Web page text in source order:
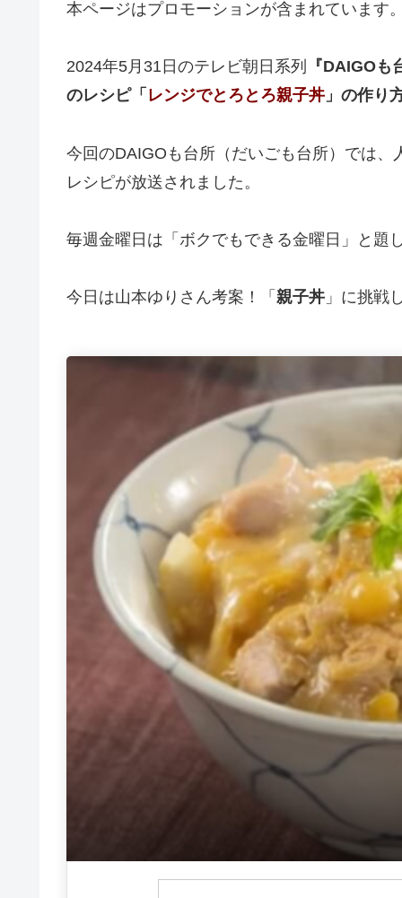
本ページはプロモーションが含まれています
2024年5月31日のテレビ朝日系列
『DAIGO
のレシピ「 レンジでとろとろ親子丼 」の作り
今回のDAIGOも台所（だいごも台所）では
レシピが放送されました。
毎週金曜日は「ボクでもできる金曜日」と題
今日は山本ゆりさん考案！「 親子丼 」に挑戦